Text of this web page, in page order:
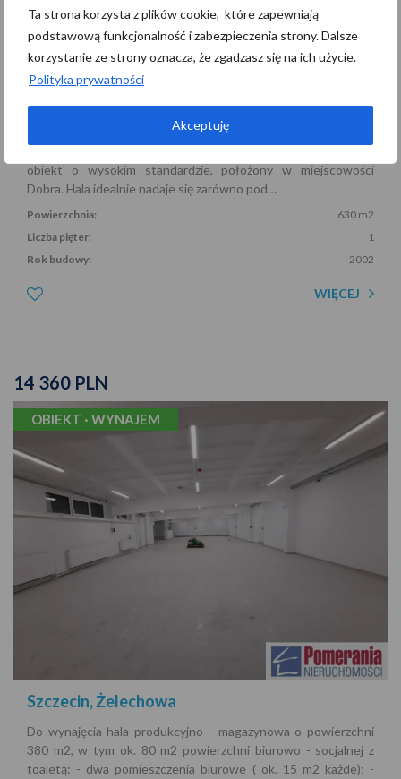
Ta strona korzysta z plików cookie, które zapewniają
podstawową funkcjonalność i zabezpieczenia strony. Dalsze
korzystanie ze strony oznacza, że zgadzasz się na ich użycie.
Polityka prywatności
Akceptuję
Dobra
Nowoczesna Hala Magazynowo-Produkcyjna z Suwnicą –
obiekt o wysokim standardzie, położony w miejscowości
Dobra. Hala idealnie nadaje się zarówno pod…
Powierzchnia:
630 m2
Liczba pięter:
1
Rok budowy:
2002
WIĘCEJ
14 360 PLN
OBIEKT · WYNAJEM
Szczecin, Żelechowa
Do wynajęcia hala produkcyjno - magazynowa o powierzchni
380 m2, w tym ok. 80 m2 powierzchni biurowo - socjalnej z
toaletą: - dwa pomieszczenia biurowe ( ok. 15 m2 każde); -